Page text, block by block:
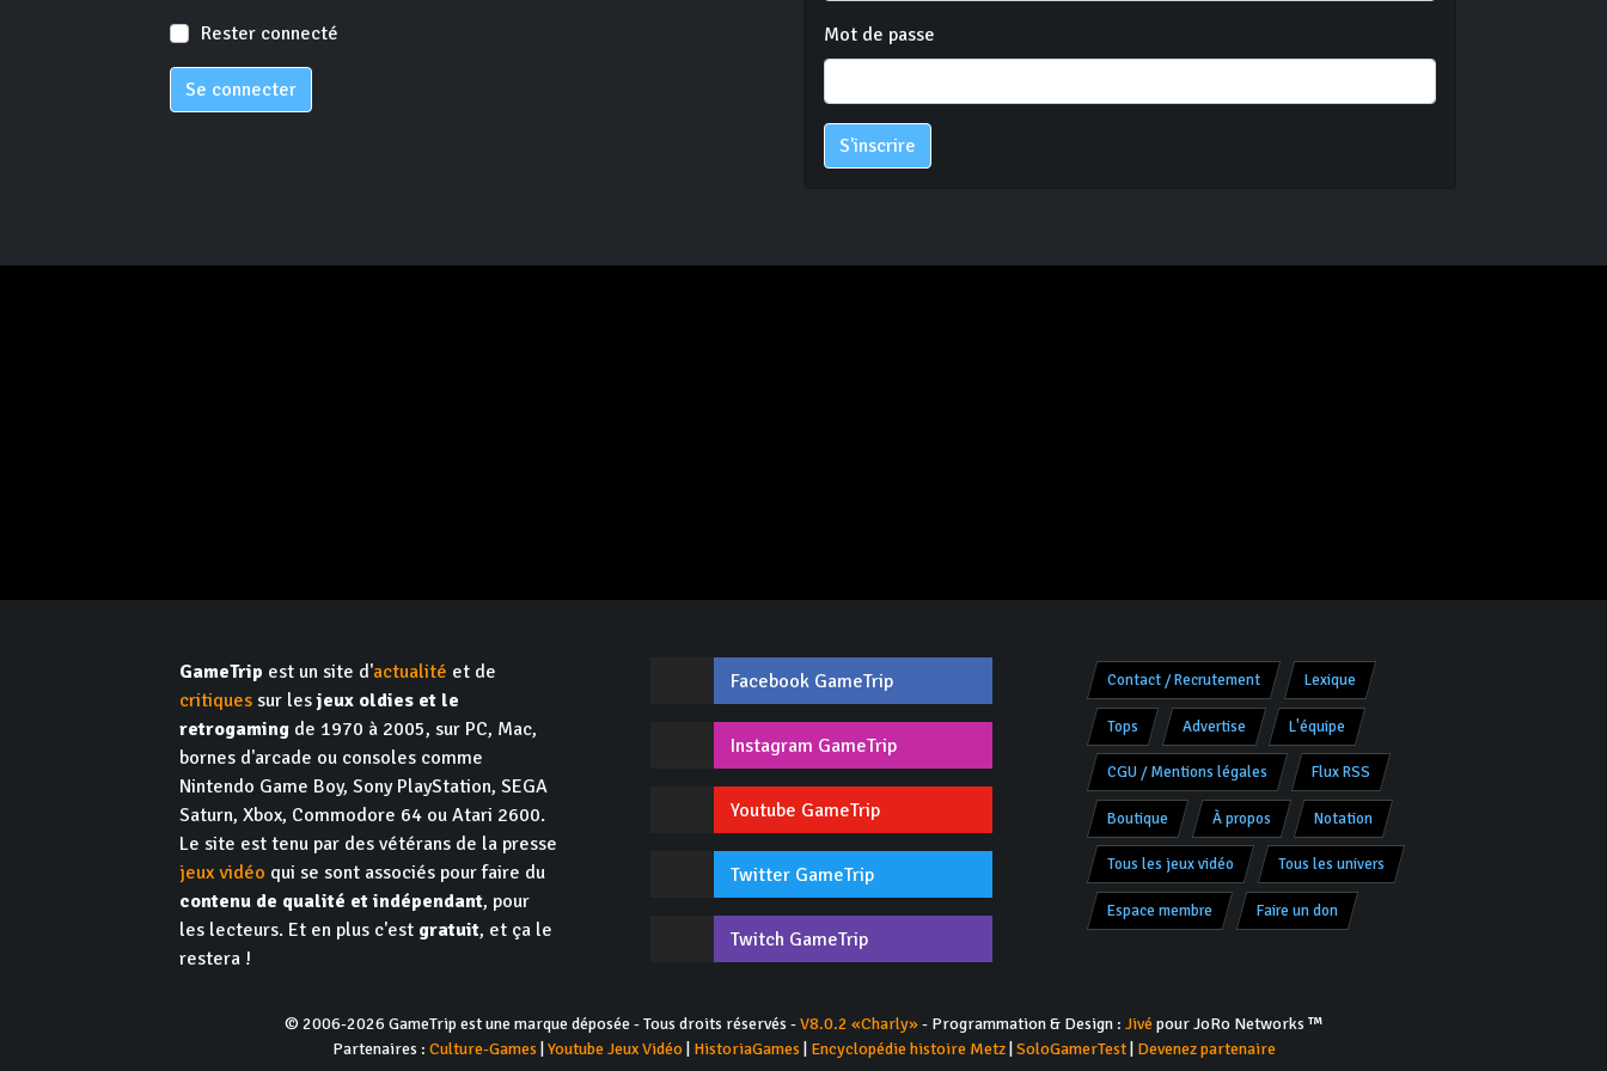
Rester connecté
Se connecter
Mot de passe
S'inscrire
GameTrip est un site d'actualité et de
critiques sur lesjeux oldies et le
retrogaming de 1970 à 2005, sur PC, Mac,
bornes d'arcade ou consoles comme
Nintendo Game Boy, Sony PlayStation, SEGA
Saturn, Xbox, Commodore 64 ou Atari 2600.
Le site est tenu par des vétérans de la presse
jeux vidéo qui se sont associés pour faire du
contenu de qualité et indépendant, pour
les lecteurs. Et en plus c'est gratuit, et ça le
restera !
Facebook GameTrip
Instagram GameTrip
Youtube GameTrip
Twitter GameTrip
Twitch GameTrip
Contact / Recrutement Lexique
Tops Advertise L'équipe
CGU / Mentions légales Flux RSS
Boutique À propos Notation
Tous les jeux vidéo Tous les univers
Espace membre Faire un don
© 2006-2026 GameTrip est une marque déposée - Tous droits réservés -V8.0.2 «Charly»- Programmation & Design : Jivépour JoRo Networks ™
Partenaires : Culture-Games Youtube Jeux Vidéo| HistoriaGames Encyclopédie histoire Metz| SoloGamerTest| Devenez partenaire